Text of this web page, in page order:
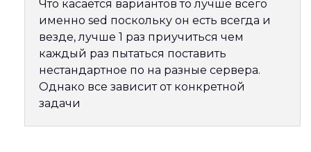
Что касается вариантов то лучше всего
именно sed поскольку он есть всегда и
везде, лучше 1 раз приучиться чем
каждый раз пытаться поставить
нестандартное по на разные сервера.
Однако все зависит от конкретной
задачи